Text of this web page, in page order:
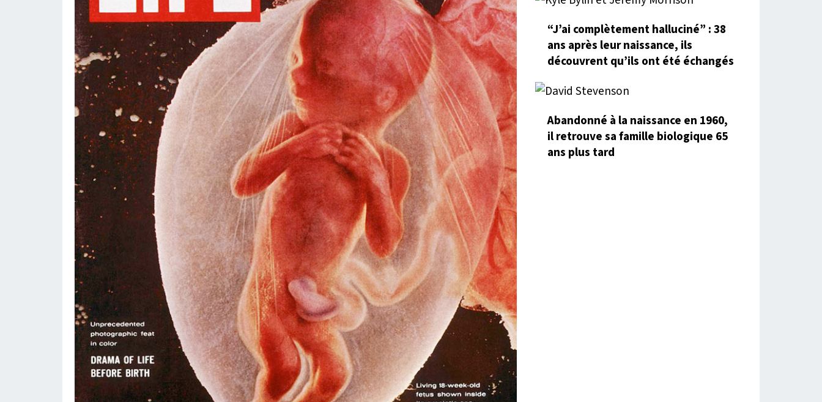
“J’ai complètement halluciné” : 38
ans après leur naissance, ils
découvrent qu’ils ont été échangés
Abandonné à la naissance en 1960,
il retrouve sa famille biologique 65
ans plus tard